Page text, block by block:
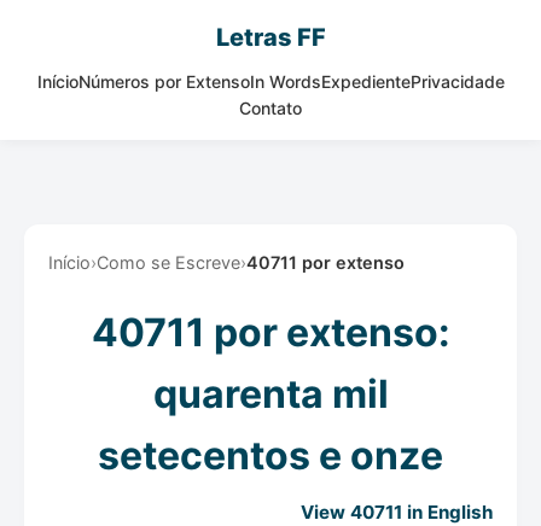
Letras FF
InícioNúmeros por ExtensoIn WordsExpedientePrivacidade
Contato
Início›Como se Escreve›40711 por extenso
40711 por extenso:
quarenta mil
setecentos e onze
View 40711 in English